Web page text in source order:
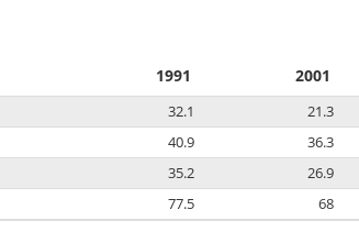
1991 2001
32.1 21.3
40.9 36.3
35.2 26.9
77.5 68